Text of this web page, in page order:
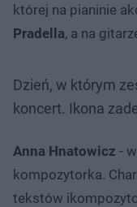
której na pianinie
Pradella, a na
Dzień, w którym
koncert. Ikona
Anna Hnatowicz -
kompozytorka.
tekstów